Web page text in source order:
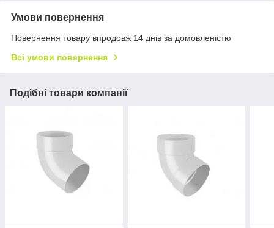
Умови повернення
Повернення товару впродовж 14 днів за домовленістю
Всі умови повернення
Подібні товари компанії